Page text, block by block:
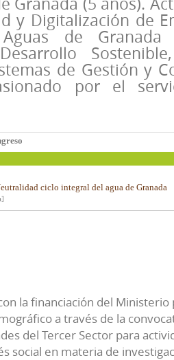
y Digitalización de
de Granada
de Gestión y
por el
ciclo integral del agua de Granada
la financiación del Ministerio
a través de la
del Tercer Sector para
social en materia de